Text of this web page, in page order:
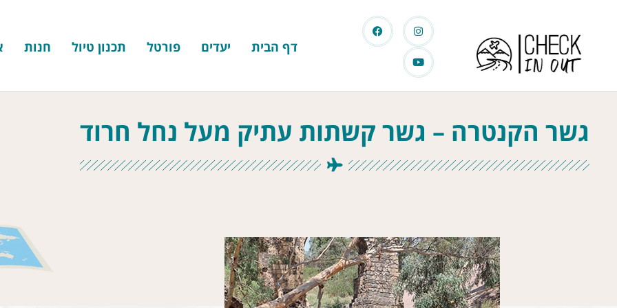
דף הבית יעדים פורטל תכנון טיול חנות
גשר הקנטרה – גשר קשתות עתיק מעל נחל חרוד